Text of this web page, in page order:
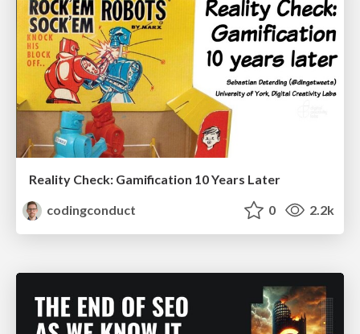
Reality Check: Gamification 10 Years Later
codingconduct
0 2.2k